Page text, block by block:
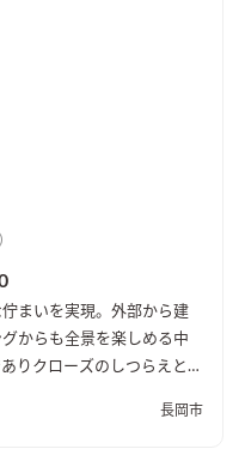
まいを実現。外部から建
からも全景を楽しめる中
りクローズのしつらえとし
長岡市